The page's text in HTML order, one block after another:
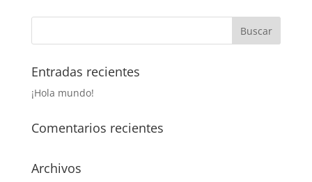
Entradas recientes
¡Hola mundo!
Comentarios recientes
Archivos